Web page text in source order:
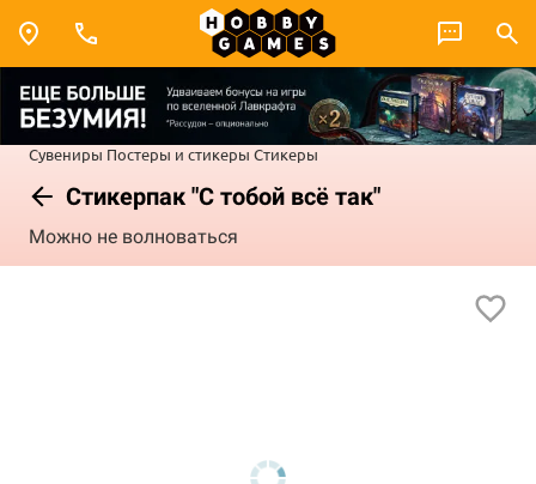
Сувениры Постеры и стикеры Стикеры
Стикерпак "С тобой всё так"
Можно не волноваться